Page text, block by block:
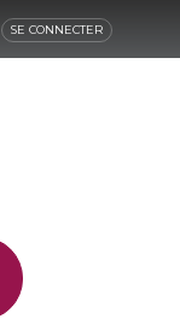
SE CONNECTER